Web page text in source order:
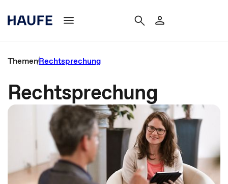
ThemenRechtsprechung
Rechtsprechung